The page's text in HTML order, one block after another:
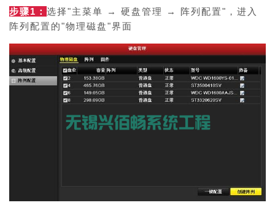
步骤1： 选择"主菜单 → 硬盘管理 → 阵列配置"，进入
阵列配置的"物理磁盘"界面